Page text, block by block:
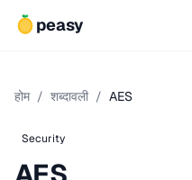
peasy
होम / शब्दावली / AES
Security